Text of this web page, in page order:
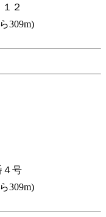
２
309m)
４号
309m)